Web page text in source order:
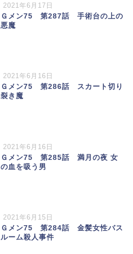
2021年6月17日
Ｇメン75 第287話 手術台の上の
悪魔
2021年6月16日
Ｇメン75 第286話 スカート切り
裂き魔
2021年6月16日
Ｇメン75 第285話 満月の夜 女
の血を吸う男
2021年6月15日
Ｇメン75 第284話 金髪女性バス
ルーム殺人事件